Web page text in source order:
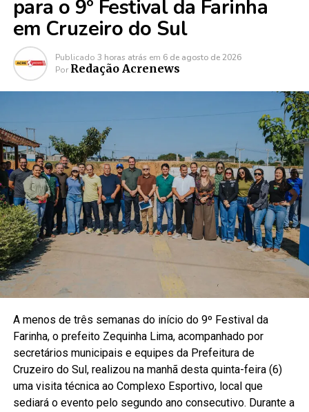
para o 9º Festival da Farinha
em Cruzeiro do Sul
Publicado 3 horas atrás em 6 de agosto de 2026
Por Redação Acrenews
A menos de três semanas do início do 9º Festival da
Farinha, o prefeito Zequinha Lima, acompanhado por
secretários municipais e equipes da Prefeitura de
Cruzeiro do Sul, realizou na manhã desta quinta-feira (6)
uma visita técnica ao Complexo Esportivo, local que
sediará o evento pelo segundo ano consecutivo. Durante a